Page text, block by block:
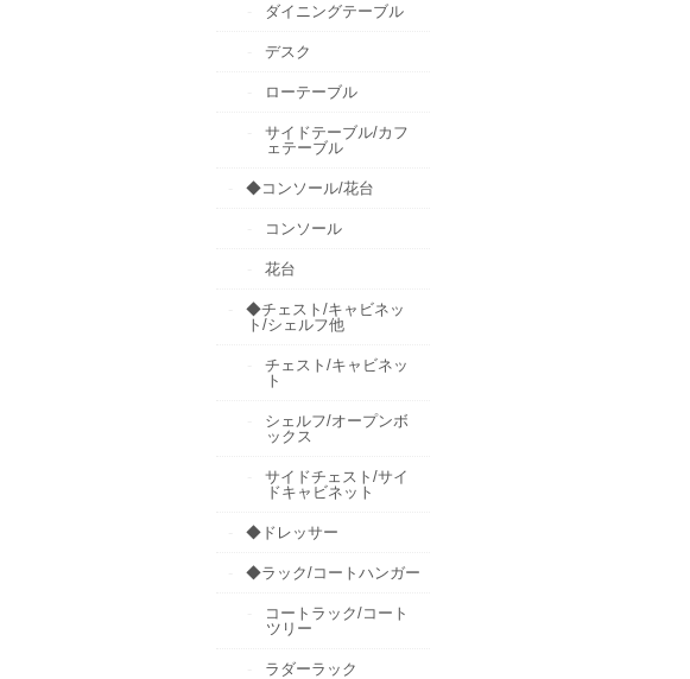
ダイニングテーブル
デスク
ローテーブル
サイドテーブル/カフ
ェテーブル
◆コンソール/花台
コンソール
花台
◆チェスト/キャビネッ
ト/シェルフ他
チェスト/キャビネッ
ト
シェルフ/オープンボ
ックス
サイドチェスト/サイ
ドキャビネット
◆ドレッサー
◆ラック/コートハンガー
コートラック/コート
ツリー
ラダーラック